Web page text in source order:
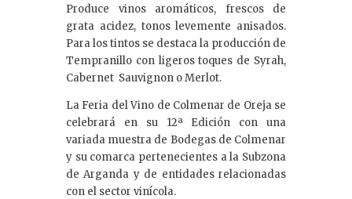
Produce vinos aromáticos, frescos de
grata acidez, tonos levemente anisados.
Para los tintos se destaca la producción de
Tempranillo con ligeros toques de Syrah,
Cabernet Sauvignon o Merlot.
La Feria del Vino de Colmenar de Oreja se
celebrará en su 12ª Edición con una
variada muestra de Bodegas de Colmenar
y su comarca pertenecientes a la Subzona
de Arganda y de entidades relacionadas
con el sector vinícola.